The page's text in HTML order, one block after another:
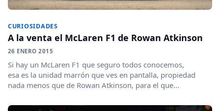
CURIOSIDADES
A la venta el McLaren F1 de Rowan Atkinson
26 ENERO 2015
Si hay un McLaren F1 que seguro todos conocemos,
esa es la unidad marrón que ves en pantalla, propiedad
nada menos que de Rowan Atkinson, para el que...